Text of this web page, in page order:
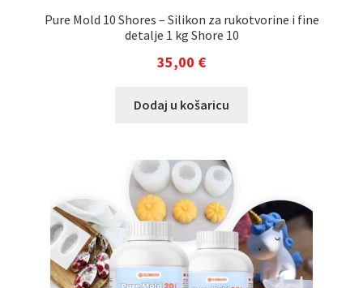
Pure Mold 10 Shores – Silikon za rukotvorine i fine
detalje 1 kg Shore 10
35,00 €
Dodaj u košaricu